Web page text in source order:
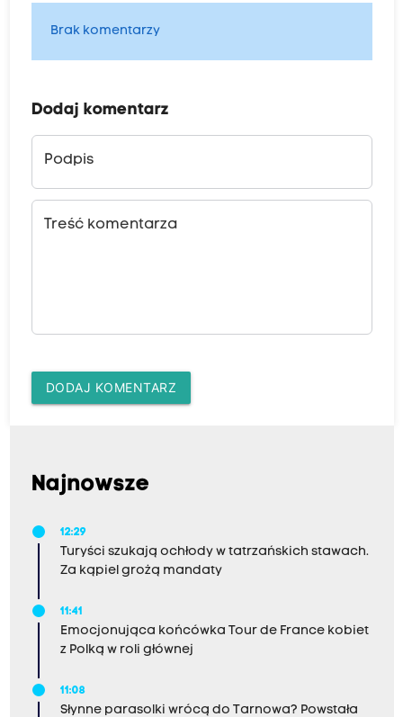
Brak komentarzy
Dodaj komentarz
Podpis
Treść komentarza
DODAJ KOMENTARZ
Najnowsze
12:29
Turyści szukają ochłody w tatrzańskich stawach.
Za kąpiel grożą mandaty
11:41
Emocjonująca końcówka Tour de France kobiet
z Polką w roli głównej
11:08
Słynne parasolki wrócą do Tarnowa? Powstała